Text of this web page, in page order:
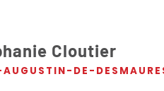
Cloutier
DE-